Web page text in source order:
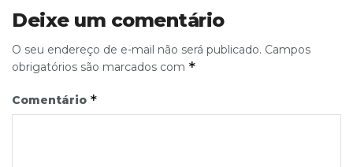
Deixe um comentário
O seu endereço de e-mail não será publicado. Campos
obrigatórios são marcados com *
Comentário *